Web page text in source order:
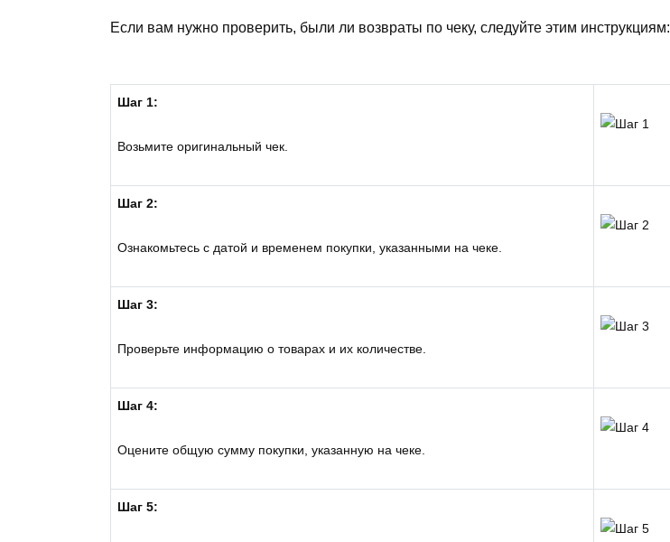
Если вам нужно проверить, были ли возвраты по чеку, следуйте этим инструкциям:
Шаг 1:
Возьмите оригинальный чек.
Шаг 2:
Ознакомьтесь с датой и временем покупки, указанными на чеке.
Шаг 3:
Проверьте информацию о товарах и их количестве.
Шаг 4:
Оцените общую сумму покупки, указанную на чеке.
Шаг 5: